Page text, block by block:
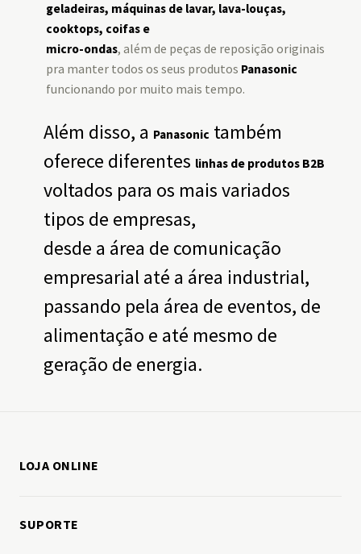
geladeiras, máquinas de lavar, lava-louças,
cooktops, coifas e
micro-ondas, além de peças de reposição originais
pra manter todos os seus produtos Panasonic
funcionando por muito mais tempo.
Além disso, a Panasonic também
oferece diferentes linhas de produtos B2B
voltados para os mais variados
tipos de empresas,
desde a área de comunicação
empresarial até a área industrial,
passando pela área de eventos, de
alimentação e até mesmo de
geração de energia.
LOJA ONLINE
SUPORTE